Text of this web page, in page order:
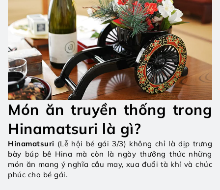
Món ăn truyền thống trong
Hinamatsuri là gì?
Hinamatsuri (Lễ hội bé gái 3/3) không chỉ là dịp trưng
bày búp bê Hina mà còn là ngày thưởng thức những
món ăn mang ý nghĩa cầu may, xua đuổi tà khí và chúc
phúc cho bé gái.